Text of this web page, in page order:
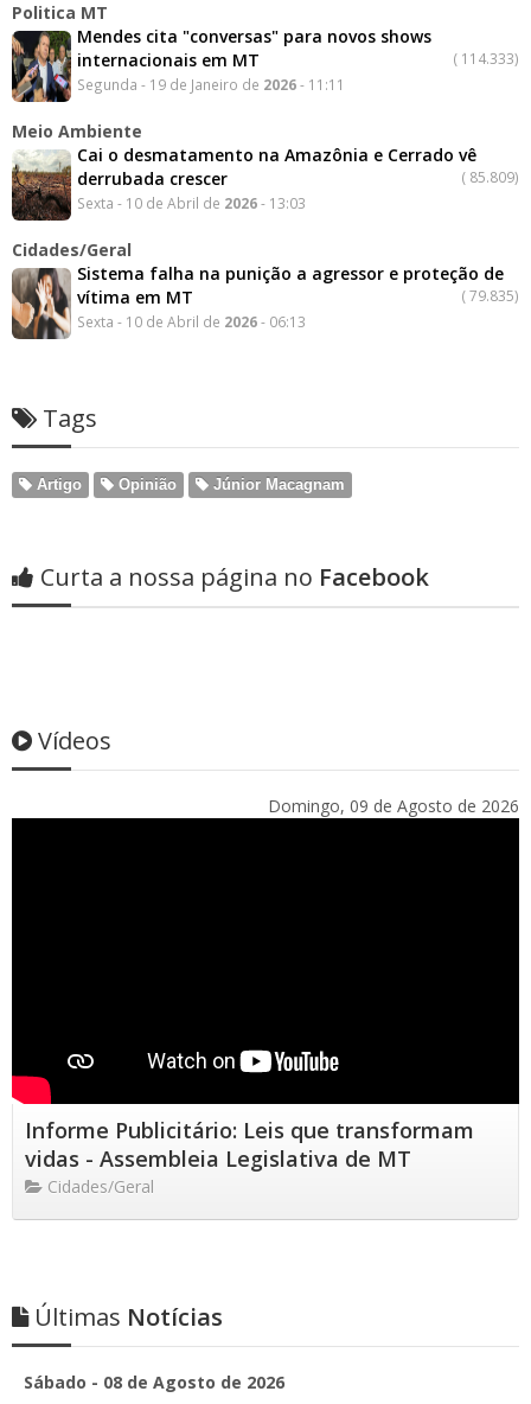
Politica MT
Mendes cita "conversas" para novos shows
internacionais em MT
( 114.333)
Segunda - 19 de Janeiro de 2026- 11:11
Meio Ambiente
Cai o desmatamento na Amazônia e Cerrado vê
derrubada crescer
( 85.809)
Sexta - 10 de Abril de 2026- 13:03
Cidades/Geral
Sistema falha na punição a agressor e proteção de
vítima em MT
(79.835)
Sexta - 10 de Abril de 2026- 06:13
Tags
Artigo Opinião Júnior Macagnam
Curta a nossa página no Facebook
Vídeos
Domingo, 09 de Agosto de 2026
Informe Publicitário: Leis que transformam
vidas - Assembleia Legislativa de MT
Cidades/Geral
Últimas Notícias
Sábado - 08 de Agosto de 2026